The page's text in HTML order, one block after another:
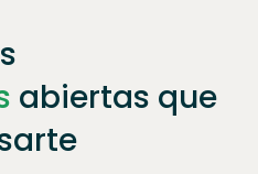
abiertas que